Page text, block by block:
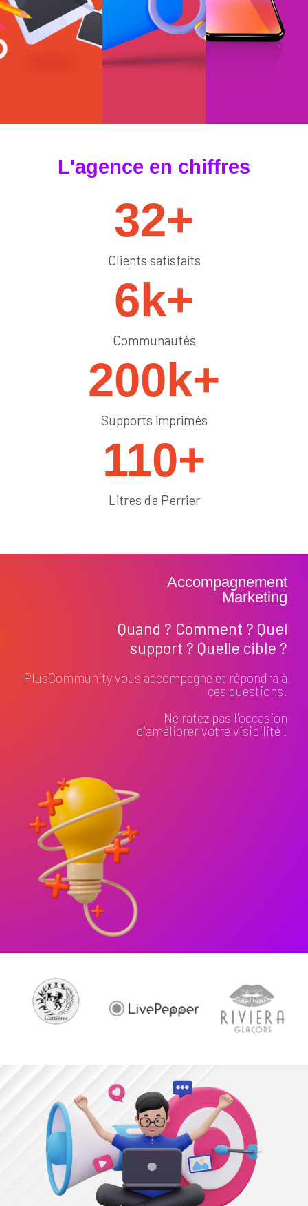
#tendances
L'agence en chiffres
32+
Clients satisfaits
6k+
Communautés
200k+
Supports imprimés
110+
Litres de Perrier
Accompagnement
Marketing
Quand ? Comment ? Quel
support ? Quelle cible ?
PlusCommunity vous accompagne et répondra à
ces questions.
Ne ratez pas l'occasion
d'améliorer votre visibilité !